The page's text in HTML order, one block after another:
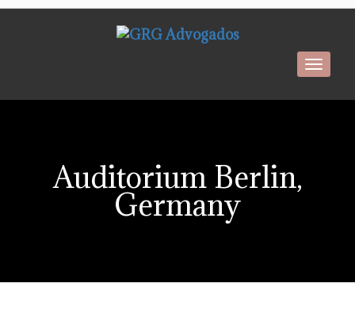
Auditorium Berlin,
Germany